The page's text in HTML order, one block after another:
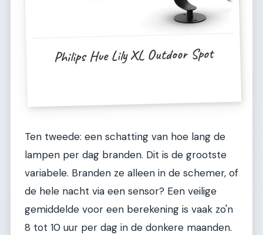
Philips Hue Lily XL Outdoor Spot
Ten tweede: een schatting van hoe lang de
lampen per dag branden. Dit is de grootste
variabele. Branden ze alleen in de schemer, of
de hele nacht via een sensor? Een veilige
gemiddelde voor een berekening is vaak zo'n
8 tot 10 uur per dag in de donkere maanden.